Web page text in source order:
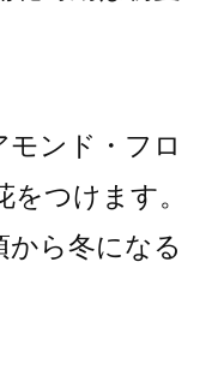
モンド・フロ
つけます。
から冬になる